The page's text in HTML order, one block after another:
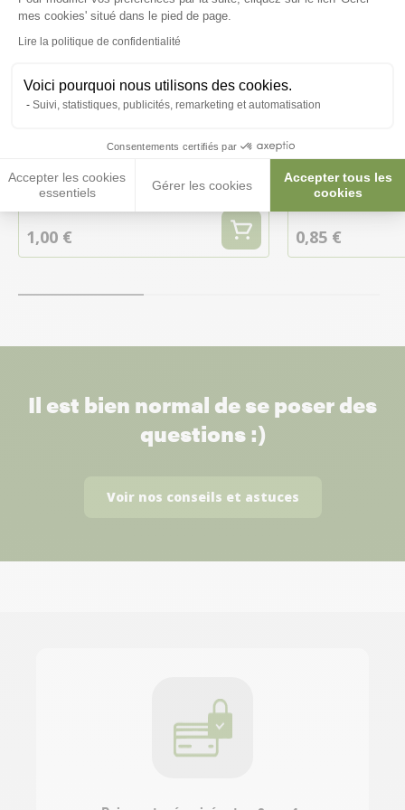
mes cookies' situé dans le pied de page.
Lire la politique de confidentialité
Voici pourquoi nous utilisons des cookies.
Suivi, statistiques, publicités, remarketing et automatisation
Consentements certifiés par
Accepter les cookies
essentiels
Gérer les cookies
Accepter tous les
cookies
Axeptio consent
Fontaine Bec 200 mL 5x13cm
1,00 € 0,85 €
Il est bien normal de se poser des
questions :)
Voir nos conseils et astuces